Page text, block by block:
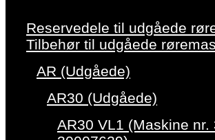
Reservedele til udgåede
Tilbehør til udgåede
AR (Udgåede)
AR30 (Udgåede)
AR30 VL1 (Maskine nr.